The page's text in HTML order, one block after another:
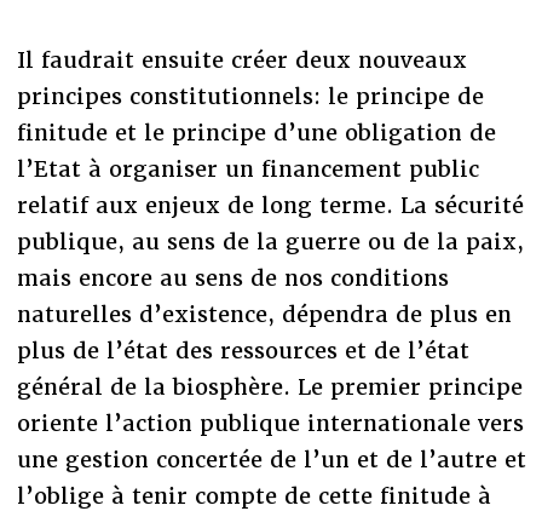
Il faudrait ensuite créer deux nouveaux
principes constitutionnels: le principe de
finitude et le principe d’une obligation de
l’Etat à organiser un financement public
relatif aux enjeux de long terme. La sécurité
publique, au sens de la guerre ou de la paix,
mais encore au sens de nos conditions
naturelles d’existence, dépendra de plus en
plus de l’état des ressources et de l’état
général de la biosphère. Le premier principe
oriente l’action publique internationale vers
une gestion concertée de l’un et de l’autre et
l’oblige à tenir compte de cette finitude à